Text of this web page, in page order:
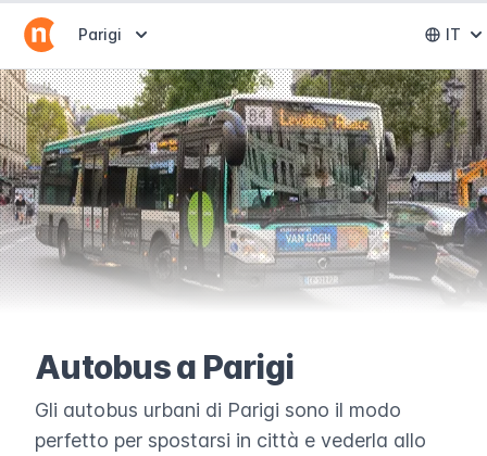
Abrir selector de destinos
Parigi IT
Autobus a Parigi
Gli autobus urbani di Parigi sono il modo
perfetto per spostarsi in città e vederla allo